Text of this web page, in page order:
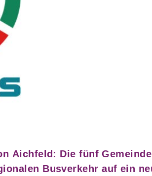
Aichfeld: Die fünf
Busverkehr auf ein